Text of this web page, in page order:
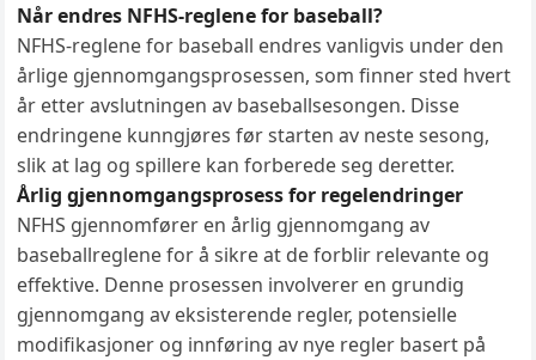
Når endres NFHS-reglene for baseball?
NFHS-reglene for baseball endres vanligvis under den
årlige gjennomgangsprosessen, som finner sted hvert
år etter avslutningen av baseballsesongen. Disse
endringene kunngjøres før starten av neste sesong,
slik at lag og spillere kan forberede seg deretter.
Årlig gjennomgangsprosess for regelendringer
NFHS gjennomfører en årlig gjennomgang av
baseballreglene for å sikre at de forblir relevante og
effektive. Denne prosessen involverer en grundig
gjennomgang av eksisterende regler, potensielle
modifikasjoner og innføring av nye regler basert på